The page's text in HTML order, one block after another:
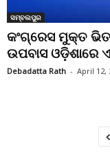
ସମ୍ବଲପୁର
କଂଗ୍ରେସ ମୁକ୍ତ
ଉପବାସ ଓଡ଼ିଶାରେ
Debadatta Rath - April 12,